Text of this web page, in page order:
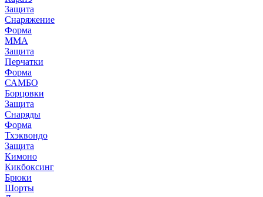
Защита
Снаряжение
Форма
ММА
Защита
Перчатки
Форма
САМБО
Борцовки
Защита
Снаряды
Форма
Тхэквондо
Защита
Кимоно
Кикбоксинг
Брюки
Шорты